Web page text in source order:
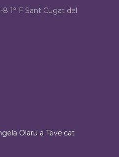
1° F Sant Cugat del
Olaru a Teve.cat